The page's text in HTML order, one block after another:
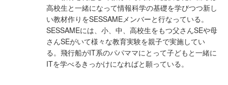
高校生と一緒になって情報科学の基礎を学びつつ新し
い教材作りをSESSAMEメンバーと行なっている。
SESSAMEには、小、中、高校生をもつ父さんSEや母
さんSEがいて様々な教育実験を親子で実施してい
る。飛行船がIT系のパパママにとって子どもと一緒に
ITを学べるきっかけになればと願っている。